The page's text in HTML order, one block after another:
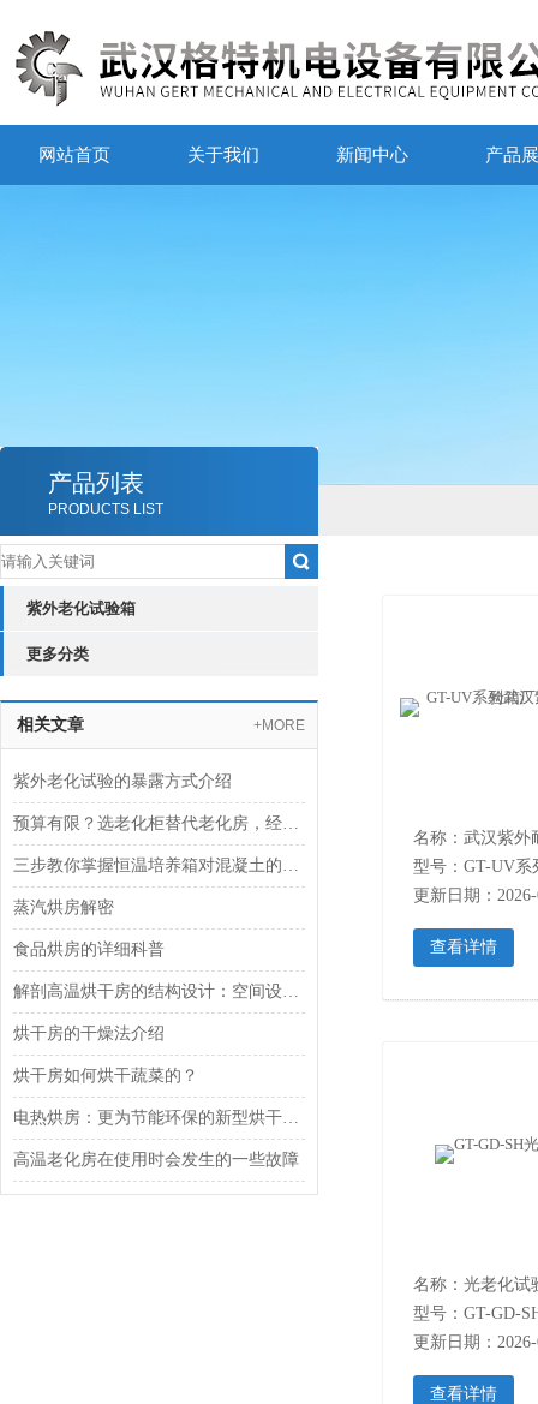
网站首页 关于我们 新闻中心 产品
产品列表
PRODUCTS LIST
紫外老化试验箱
更多分类
相关文章 +MORE
紫外老化试验的暴露方式介绍
预算有限？选老化柜替代老化房，经济实用！
三步教你掌握恒温培养箱对混凝土的养护
蒸汽烘房解密
食品烘房的详细科普
解剖高温烘干房的结构设计：空间设计与密闭性能
烘干房的干燥法介绍
烘干房如何烘干蔬菜的？
电热烘房：更为节能环保的新型烘干设备
高温老化房在使用时会发生的一些故障
型号：GT-UV系
更新日期：
查看详情
名称：光老化试
型号：GT-GD-
更新日期：
查看详情